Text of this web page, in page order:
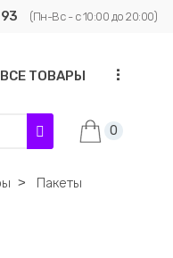
(Пн-Вс - с 10:00 до 20:00)
ВСЕ ТОВАРЫ ...
0
˃
Пакеты